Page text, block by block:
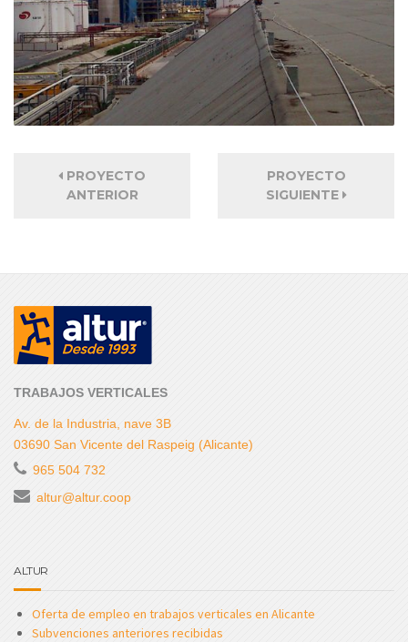
PROYECTO
ANTERIOR
PROYECTO
SIGUIENTE
TRABAJOS VERTICALES
Av. de la Industria, nave 3B
03690 San Vicente del Raspeig (Alicante)
965 504 732
altur@altur.coop
ALTUR
Oferta de empleo en trabajos verticales en Alicante
Subvenciones anteriores recibidas